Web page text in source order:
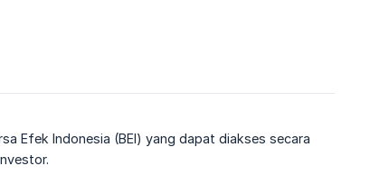
Efek Indonesia (BEI) yang dapat diakses secara